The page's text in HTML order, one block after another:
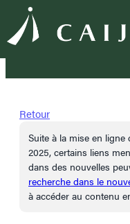
Retour
Suite à la mise en ligne
2025, certains liens
dans des nouvelles
recherche dans le
à accéder au contenu